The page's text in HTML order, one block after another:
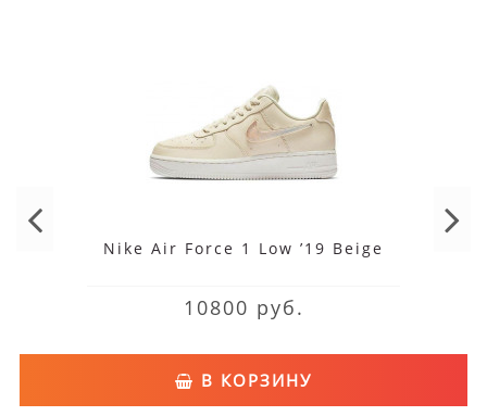
Nike Air Force 1 Low ’19 Beige
10800 руб.
В КОРЗИНУ